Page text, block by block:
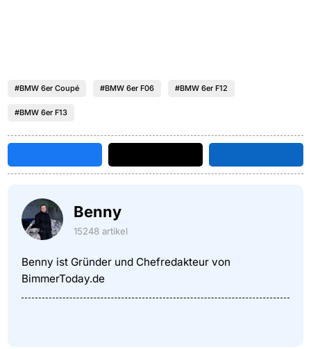
#BMW 6er Coupé #BMW 6er F06 #BMW 6er F12
#BMW 6er F13
Benny
15248 artikel
Benny ist Gründer und Chefredakteur von
BimmerToday.de